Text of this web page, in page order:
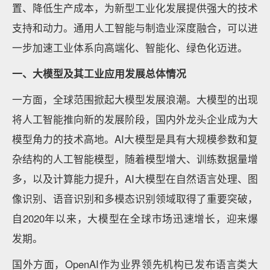
置、降低生产成本，为新型工业化发展提供强大的技术
支持和动力。通用人工智能与制造业深度融合，可以进
一步加速工业体系向高端化、智能化、绿色化迈进。
一、大模型及其工业应用发展总体情况
一方面，全球范围掀起大模型发展浪潮。大模型的出现
将人工智能推向新的发展阶段，国内外龙头企业成为大
模型角力的技术高地。AI大模型是具有大规模参数和复
杂结构的人工智能模型，随着模型增大、训练数据量增
多，以及计算能力提升，AI大模型在自然语言处理、图
像识别、语音识别和多模态识别领域取得了重要突破，
自2020年以来，大模型在全球市场迅速增长，迎来爆
发期。
国外方面，OpenAI作为业界领先机构已发布语言类大